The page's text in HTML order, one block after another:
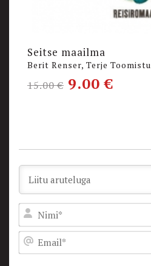
Seitse maailma
Berit Renser, Terje Toomistu
15.00€ 9.00€